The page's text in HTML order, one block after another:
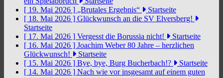
[ 19. Mai 2026 ] „Brutales Ergebnis“
Startseite
[ 18. Mai 2026 ] Glückwunsch an die SV Elversberg!
Startseite
[ 17. Mai 2026 ] Vergesst die Borussia nicht!
Startseite
[ 16. Mai 2026 ] Joachim Weber 80 Jahre – herzlichen
Glückwunsch!
Startseite
[ 15. Mai 2026 ] Bye, bye, Burg Bucherbach!?
Startseite
[ 14. Mai 2026 ] Nach wie vor insgesamt auf einem guten